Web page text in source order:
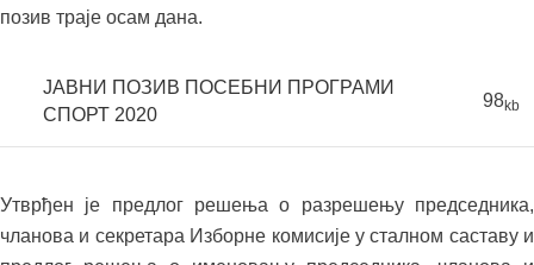
позив траје осам дана.
ЈАВНИ ПОЗИВ ПОСЕБНИ ПРОГРАМИ
СПОРТ 2020
98kb
Утврђен је предлог решења о разрешењу председника,
чланова и секретара Изборне комисије у сталном саставу и